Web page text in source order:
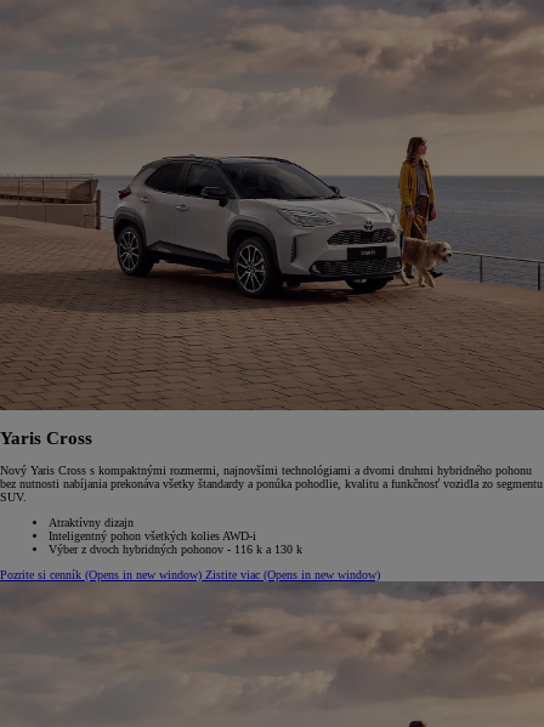
Yaris Cross
Nový Yaris Cross s kompaktnými rozmermi, najnovšími technológiami a dvomi druhmi hybridného pohonu
bez nutnosti nabíjania prekonáva všetky štandardy a ponúka pohodlie, kvalitu a funkčnosť vozidla zo segmentu
SUV.
Atraktívny dizajn
Inteligentný pohon všetkých kolies AWD-i
Výber z dvoch hybridných pohonov - 116 k a 130 k
Pozrite si cenník (Opens in new window) Zistite viac (Opens in new window)